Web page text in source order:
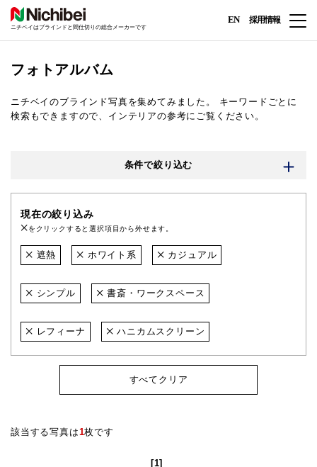
ニチベイはブラインドと間仕切りの総合メーカーです
EN 採用情報
フォトアルバム
ニチベイのブラインド写真を集めてみました。
キーワードごとに
検索もできますので、インテリアの参考にご覧ください。
条件で絞り込む
現在の絞り込み
をクリックすると選択項目から外せます。
遮熱 ホワイト系 カジュアル
シンプル 書斎・ワークスペース
レフィーナ ハニカムスクリーン
すべてクリア
該当する写真は1枚です
[1]